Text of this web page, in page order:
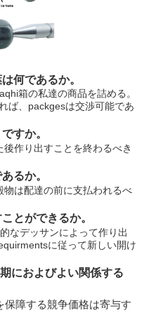
何であるか。
箱の私達の商品を詰める。
ば、packgesは交渉可能であ
すか。
作り出すことを終わるべき
るか。
は配達の前に支払われるべ
とができるか。
なデッサンによって作り出
に従って新しい開け
におよびよい関係する
障する競争価格は寄与す